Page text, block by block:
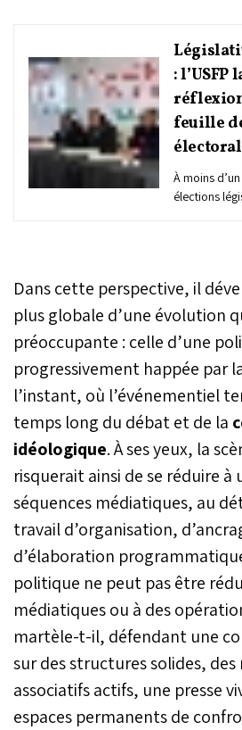
: l’USFP
feuille
À moins
élections
l’échéance
reprendre
politique.
commission
acté le
phase active
préparation
marquée à
lancement
structurant
l’engagement
dynamique
l’échelle
refonte de
électorale
des
l’USFP
aborder les
échéances
clarifié et une
partisane
Dans cette perspective, il
plus globale d’une évolution
préoccupante : celle d’une
progressivement happée par
l’instant, où l’événementiel
temps long du débat et de la
idéologique. À ses yeux, la
risquerait ainsi de se réduire à
séquences médiatiques, au
travail d’organisation,
d’élaboration
politique ne peut pas être
médiatiques ou à des
martèle-t-il, défendant une
sur des structures solides,
associatifs actifs, une presse
espaces permanents de